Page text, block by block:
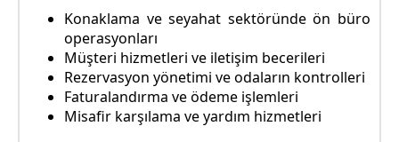
Konaklama ve seyahat sektöründe ön büro
operasyonları
Müşteri hizmetleri ve iletişim becerileri
Rezervasyon yönetimi ve odaların kontrolleri
Faturalandırma ve ödeme işlemleri
Misafir karşılama ve yardım hizmetleri